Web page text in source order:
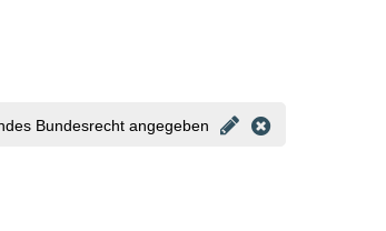
Bundesrecht angegeben